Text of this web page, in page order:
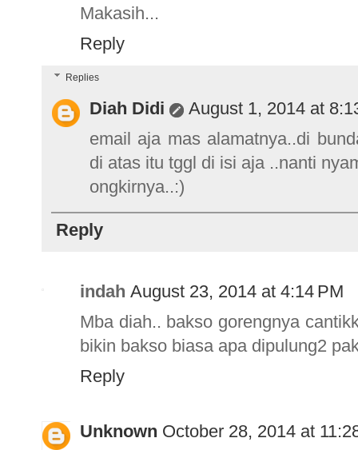
Makasih...
Reply
Replies
Diah Didi
August 1, 2014 at
email aja mas alamatnya..di
di atas itu tggl di isi aja ..nanti
ongkirnya..:)
Reply
indah August 23, 2014 at 4:14 PM
Mba diah.. bakso gorengnya
bikin bakso biasa apa dipulung2
Reply
Unknown October 28, 2014 at